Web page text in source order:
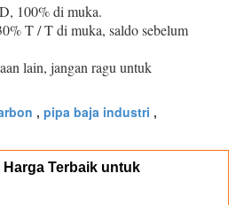
100% di muka.
T / T di muka, saldo sebelum
lain, jangan ragu untuk
, pipa baja industri ,
Harga Terbaik untuk